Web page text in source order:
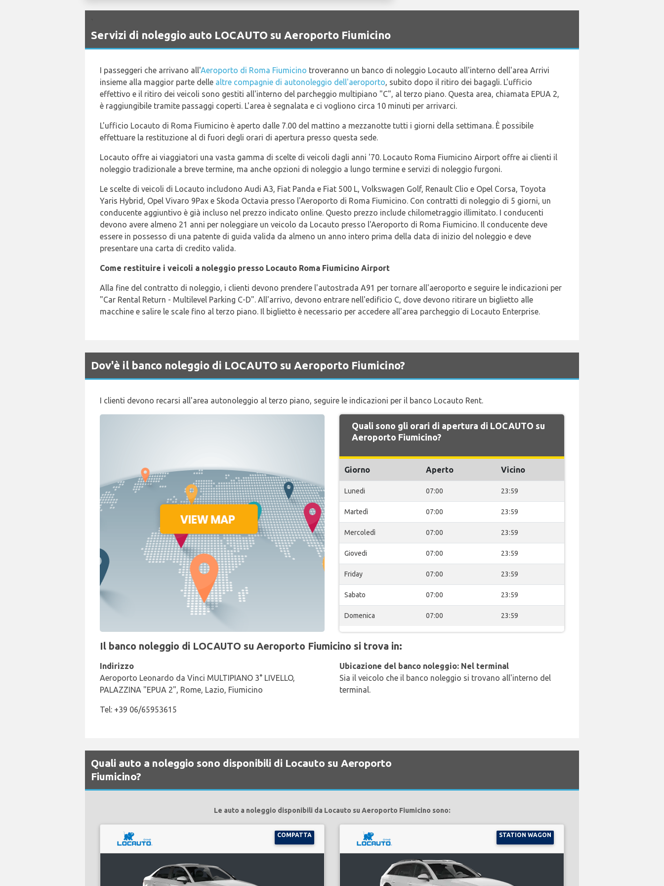
Servizi di noleggio auto LOCAUTO su Aeroporto Fiumicino
I passeggeri che arrivano all'Aeroporto di Roma Fiumicino troveranno un banco di noleggio Locauto all'interno dell'area Arrivi
insieme alla maggior parte delle altre compagnie di autonoleggio dell'aeroporto, subito dopo il ritiro dei bagagli. L'ufficio
effettivo e il ritiro dei veicoli sono gestiti all'interno del parcheggio multipiano "C", al terzo piano. Questa area, chiamata EPUA 2,
è raggiungibile tramite passaggi coperti. L'area è segnalata e ci vogliono circa 10 minuti per arrivarci.
L'ufficio Locauto di Roma Fiumicino è aperto dalle 7.00 del mattino a mezzanotte tutti i giorni della settimana. È possibile
effettuare la restituzione al di fuori degli orari di apertura presso questa sede.
Locauto offre ai viaggiatori una vasta gamma di scelte di veicoli dagli anni '70. Locauto Roma Fiumicino Airport offre ai clienti il
noleggio tradizionale a breve termine, ma anche opzioni di noleggio a lungo termine e servizi di noleggio furgoni.
Le scelte di veicoli di Locauto includono Audi A3, Fiat Panda e Fiat 500 L, Volkswagen Golf, Renault Clio e Opel Corsa, Toyota
Yaris Hybrid, Opel Vivaro 9Pax e Skoda Octavia presso l'Aeroporto di Roma Fiumicino. Con contratti di noleggio di 5 giorni, un
conducente aggiuntivo è già incluso nel prezzo indicato online. Questo prezzo include chilometraggio illimitato. I conducenti
devono avere almeno 21 anni per noleggiare un veicolo da Locauto presso l'Aeroporto di Roma Fiumicino. Il conducente deve
essere in possesso di una patente di guida valida da almeno un anno intero prima della data di inizio del noleggio e deve
presentare una carta di credito valida.
Come restituire i veicoli a noleggio presso Locauto Roma Fiumicino Airport
Alla fine del contratto di noleggio, i clienti devono prendere l'autostrada A91 per tornare all'aeroporto e seguire le indicazioni per
"Car Rental Return - Multilevel Parking C-D". All'arrivo, devono entrare nell'edificio C, dove devono ritirare un biglietto alle
macchine e salire le scale fino al terzo piano. Il biglietto è necessario per accedere all'area parcheggio di Locauto Enterprise.
Dov'è il banco noleggio di LOCAUTO su Aeroporto Fiumicino?
I clienti devono recarsi all'area autonoleggio al terzo piano, seguire le indicazioni per il banco Locauto Rent.
Quali sono gli orari di apertura di LOCAUTO su
Aeroporto Fiumicino?
Giorno Aperto Vicino
Lunedi 07:00 23:59
Martedì 07:00 23:59
Mercoledì 07:00 23:59
Giovedi 07:00 23:59
Friday 07:00 23:59
Sabato 07:00 23:59
Domenica 07:00 23:59
Il banco noleggio di LOCAUTO su Aeroporto Fiumicino si trova in:
Indirizzo
Aeroporto Leonardo da Vinci MULTIPIANO 3° LIVELLO,
PALAZZINA "EPUA 2", Rome, Lazio, Fiumicino
Tel: +39 06/65953615
Ubicazione del banco noleggio: Nel terminal
Sia il veicolo che il banco noleggio si trovano all'interno del
terminal.
Quali auto a noleggio sono disponibili di Locauto su Aeroporto
Fiumicino?
Le auto a noleggio disponibili da Locauto su Aeroporto Fiumicino sono:
COMPATTA STATION WAGON